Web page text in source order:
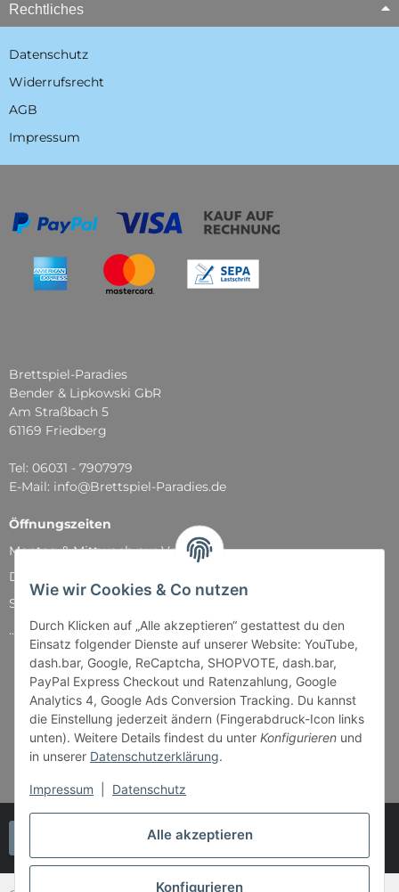
Alle akzeptieren
Konfigurieren
Wie wir Cookies & Co nutzen
Durch Klicken auf „Alle akzeptieren“ gestattest du den
Einsatz folgender Dienste auf unserer Website: YouTube,
dash.bar, Google, ReCaptcha, SHOPVOTE, dash.bar,
PayPal Express Checkout und Ratenzahlung, Google
Analytics 4, Google Ads Conversion Tracking. Du kannst
die Einstellung jederzeit ändern (Fingerabdruck-Icon links
unten). Weitere Details findest du unter Konfigurieren und
in unserer Datenschutzerklärung.
Impressum Datenschutz
Rechtliches
Datenschutz
Widerrufsrecht
AGB
Impressum
Brettspiel-Paradies
Bender & Lipkowski GbR
Am Straßbach 5
61169 Friedberg
Tel: 06031 - 7907979
E-Mail: info@Brettspiel-Paradies.de
Öffnungszeiten
Montag & Mittwoch nur Versand
Dienstag, Donnerstag und Freitag: 11:00 - 18:30 Uhr
Samstag: 11:00 - 14:00 Uhr
...und natürlich während unserer Events